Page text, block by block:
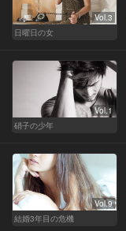
Vol.3
日曜日の女
Vol.1
硝子の少年
Vol.9
結婚3年目の危機